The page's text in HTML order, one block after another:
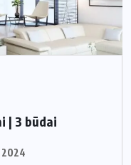
| 3 būdai
2024